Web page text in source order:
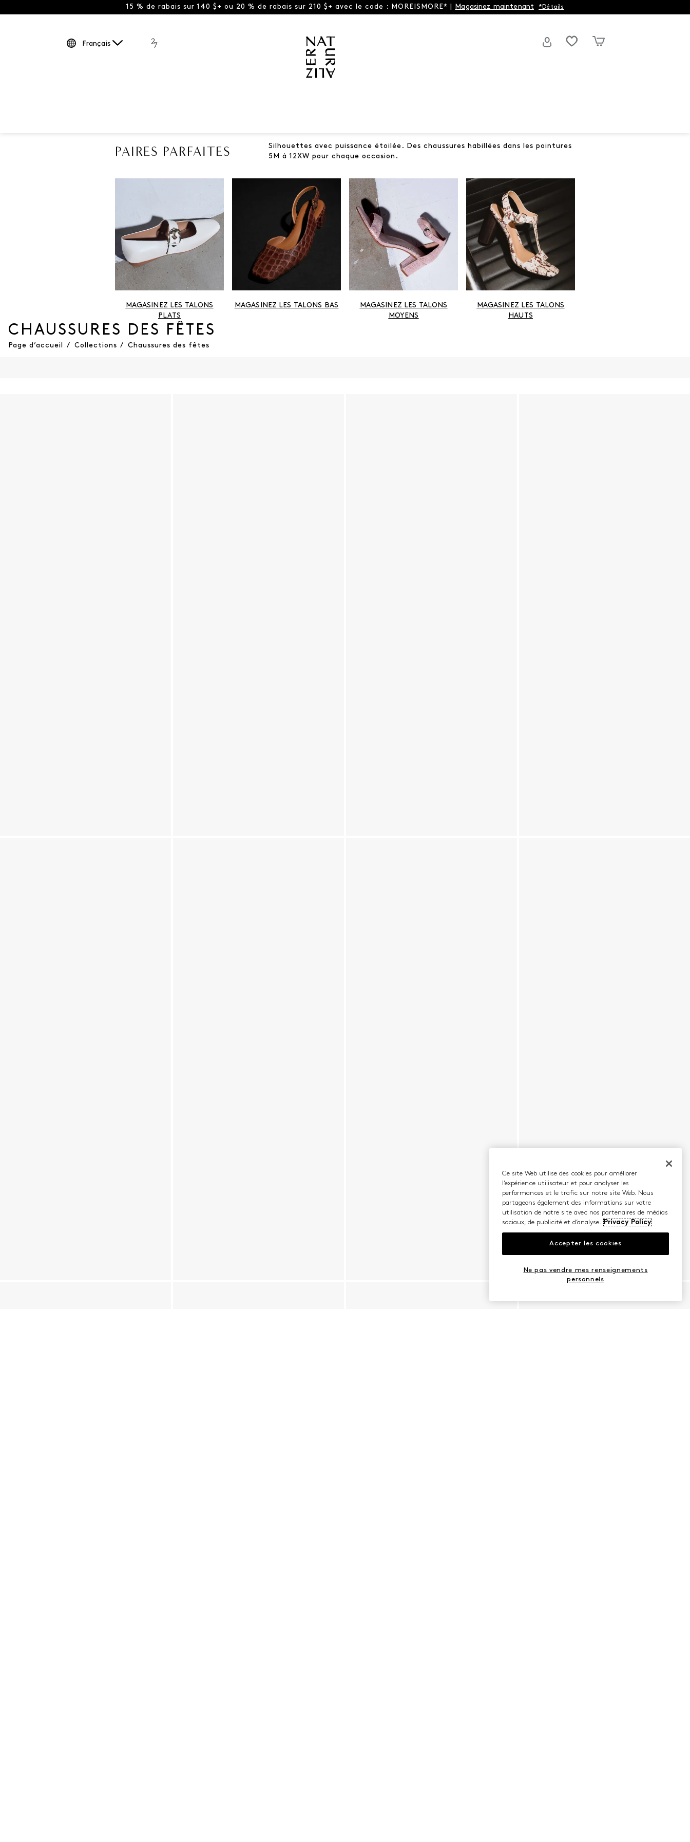
15 % de rabais sur 140 $+ ou 20 % de rabais sur 210 $+ avec le code : MOREISMORE* | Magasinez maintenant *Détails
Français
PAIRES PARFAITES
Silhouettes avec puissance étoilée. Des chaussures habillées dans les pointures
5M à 12XW pour chaque occasion.
MAGASINEZ LES TALONS
PLATS
MAGASINEZ LES TALONS BAS
MAGASINEZ LES TALONS
MOYENS
MAGASINEZ LES TALONS
HAUTS
CHAUSSURES DES FÊTES
Page d’accueil / Collections / Chaussures des fêtes
Ce site Web utilise des cookies pour améliorer
l’expérience utilisateur et pour analyser les
performances et le trafic sur notre site Web. Nous
partageons également des informations sur votre
utilisation de notre site avec nos partenaires de médias
sociaux, de publicité et d’analyse.
Privacy Policy
Accepter les cookies
Ne pas vendre mes renseignements
personnels